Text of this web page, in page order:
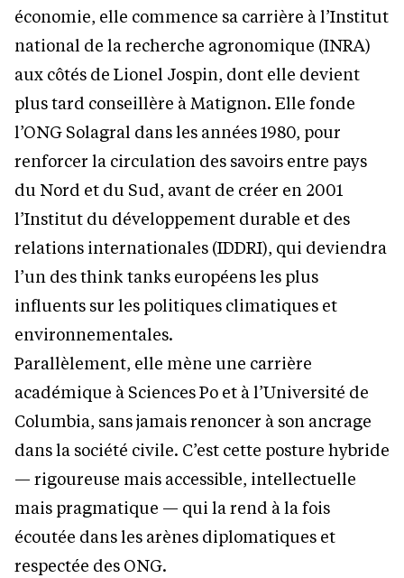
économie, elle commence sa carrière à l’Institut
national de la recherche agronomique (INRA)
aux côtés de Lionel Jospin, dont elle devient
plus tard conseillère à Matignon. Elle fonde
l’ONG Solagral dans les années 1980, pour
renforcer la circulation des savoirs entre pays
du Nord et du Sud, avant de créer en 2001
l’Institut du développement durable et des
relations internationales (IDDRI), qui deviendra
l’un des think tanks européens les plus
influents sur les politiques climatiques et
environnementales.
Parallèlement, elle mène une carrière
académique à Sciences Po et à l’Université de
Columbia, sans jamais renoncer à son ancrage
dans la société civile. C’est cette posture hybride
— rigoureuse mais accessible, intellectuelle
mais pragmatique — qui la rend à la fois
écoutée dans les arènes diplomatiques et
respectée des ONG.